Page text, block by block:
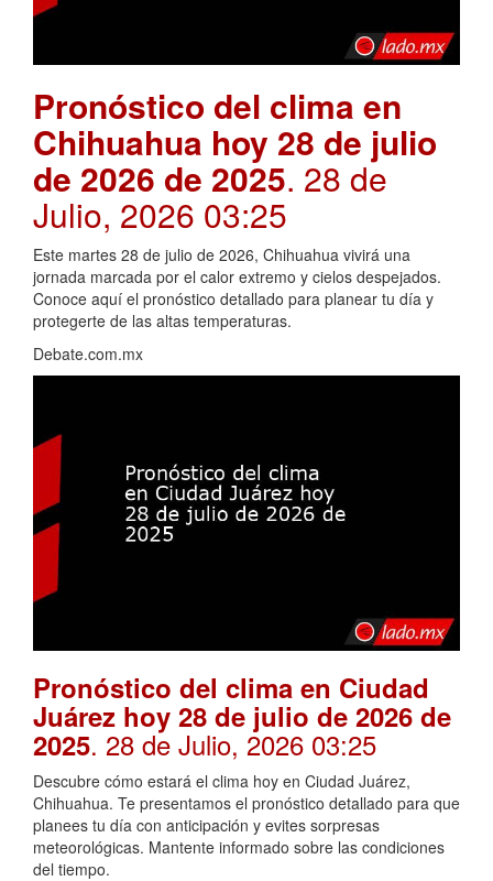
Pronóstico del clima en
Chihuahua hoy 28 de julio
de 2026 de 2025. 28 de
Julio, 2026 03:25
Este martes 28 de julio de 2026, Chihuahua vivirá una
jornada marcada por el calor extremo y cielos despejados.
Conoce aquí el pronóstico detallado para planear tu día y
protegerte de las altas temperaturas.
Debate.com.mx
Pronóstico del clima en Ciudad
Juárez hoy 28 de julio de 2026 de
2025. 28 de Julio, 2026 03:25
Descubre cómo estará el clima hoy en Ciudad Juárez,
Chihuahua. Te presentamos el pronóstico detallado para que
planees tu día con anticipación y evites sorpresas
meteorológicas. Mantente informado sobre las condiciones
del tiempo.